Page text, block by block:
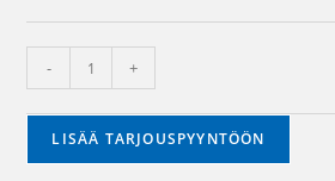
- +
LISÄÄ TARJOUSPYYNTÖÖN